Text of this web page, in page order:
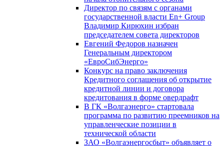
Директор по связям с органами
государственной власти En+ Group
Владимир Кирюхин избран
председателем совета директоров
Евгений Федоров назначен
Генеральным директором
«ЕвроСибЭнерго»
Конкурс на право заключения
Кредитного соглашения об открытие
кредитной линии и договора
кредитования в форме овердрафт
В ГК «Волгаэнерго» стартовала
программа по развитию преемников на
управленческие позиции в
технической области
ЗАО «Волгаэнергосбыт» объявляет о